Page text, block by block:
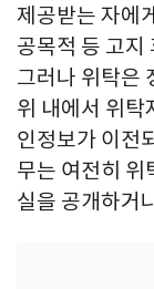
제공받는 자에
공목적 등 고지
그러나 위탁은
위 내에서 위탁
인정보가 이전
무는 여전히 위
실을 공개하거